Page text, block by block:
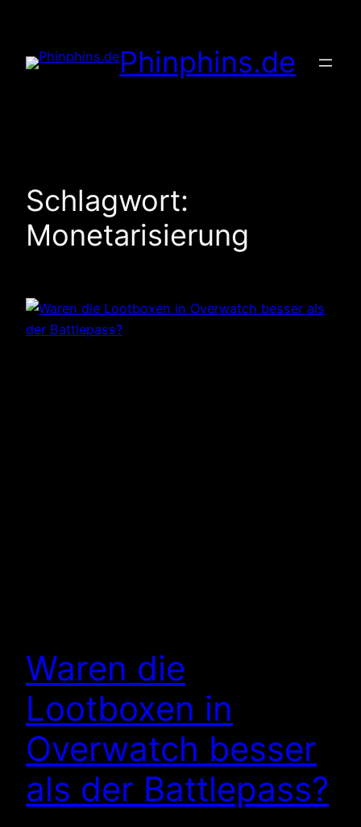
springen
Phinphins.de
Schlagwort:
Monetarisierung
Waren die
Lootboxen in
Overwatch besser
als der Battlepass?